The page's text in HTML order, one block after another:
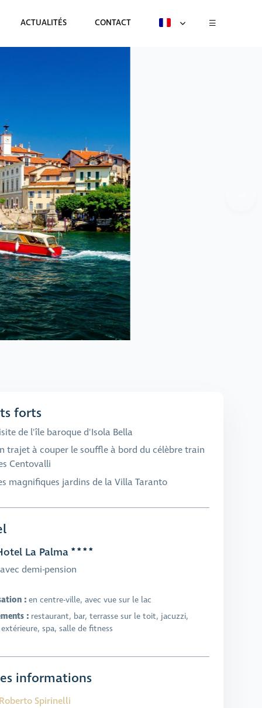
ACTUALITÉS CONTACT
forts
de l'île baroque d'Isola Bella
trajet à couper le souffle à bord du célèbre train
Centovalli
magnifiques jardins de la Villa Taranto
La Palma
demi-pension
: en centre-ville, avec vue sur le lac
: restaurant, bar, terrasse sur le toit, jacuzzi,
spa, salle de fitness
informations
Spirinelli